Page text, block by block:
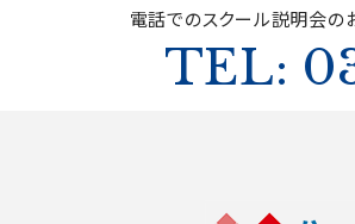
電話でのスクール説明会の
TEL: